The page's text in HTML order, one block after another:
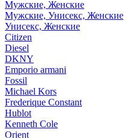
Мужские, Женские
Мужские, Унисекс, Женские
Унисекс, Женские
Citizen
Diesel
DKNY
Emporio armani
Fossil
Michael Kors
Frederique Constant
Hublot
Kenneth Cole
Orient